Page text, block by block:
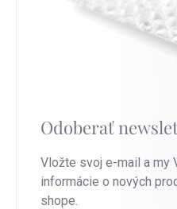
Odoberať
Vložte svoj e-mail a my
informácie o nových
shope.